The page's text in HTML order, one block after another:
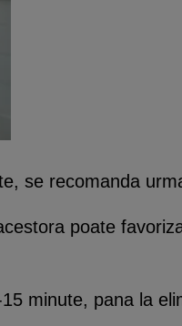
se recomanda
poate
minute, pana la